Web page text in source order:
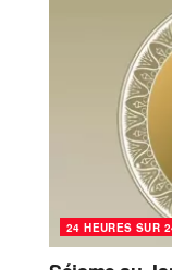
24 HEURES SUR